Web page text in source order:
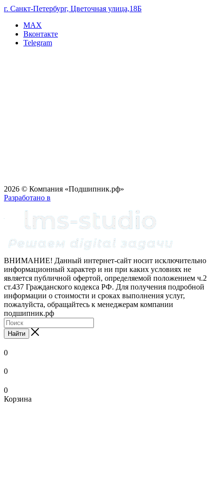
г. Санкт-Петербург, Цветочная улица,18Б
MAX
Вконтакте
Telegram
2026 © Компания «Подшипник.рф»
Разработано в
ВНИМАНИЕ! Данный интернет-сайт носит исключительно
информационный характер и ни при каких условиях не
является публичной офертой, определяемой положением ч.2
ст.437 Гражданского кодекса РФ. Для получения подробной
информации о стоимости и сроках выполнения услуг,
пожалуйста, обращайтесь к менеджерам компании
подшипник.рф
Найти
0
0
0
Корзина